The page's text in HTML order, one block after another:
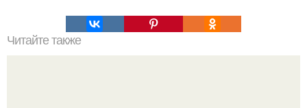
Читайте также